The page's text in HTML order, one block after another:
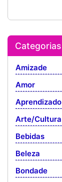
Categorias
Amizade
Amor
Aprendizado
Arte/Cultura
Bebidas
Beleza
Bondade